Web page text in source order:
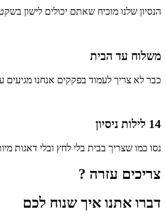
הנסיון שלנו מוכיח שאתם יכולים לישון
משלוח עד הבית
כבר לא צריך לעמוד בפקקים אנחנו מגיעים
14 לילות ניסיון
נסו כמו שצריך בבית בלי לחץ ובלי דאגות
צריכים עזרה ?
דברו אתנו איך שנוח לכם